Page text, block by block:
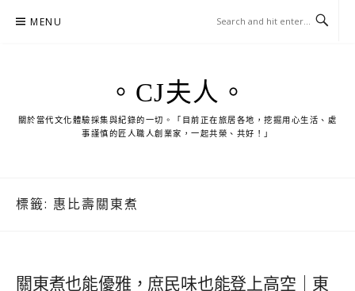
MENU
。CJ夫人。
關於當代文化體驗採集與紀錄的一切。「目前正在旅居各地，挖掘用心生活、處
事謹慎的匠人職人創業家，一起共榮、共好！」
標籤: 惠比壽關東煮
關東煮也能優雅，庶民味也能登上高空｜東